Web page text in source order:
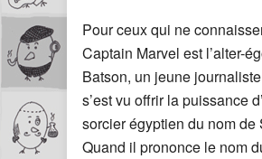
Pour ceux qui ne
Captain Marvel est l’alter-
Batson, un jeune
s’est vu offrir la puissance
sorcier égyptien du nom de
Quand il prononce le nom